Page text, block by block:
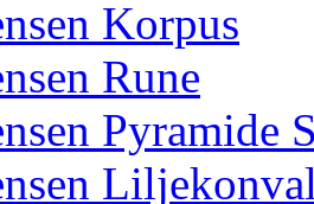
Korpus
Rune
Pyramide